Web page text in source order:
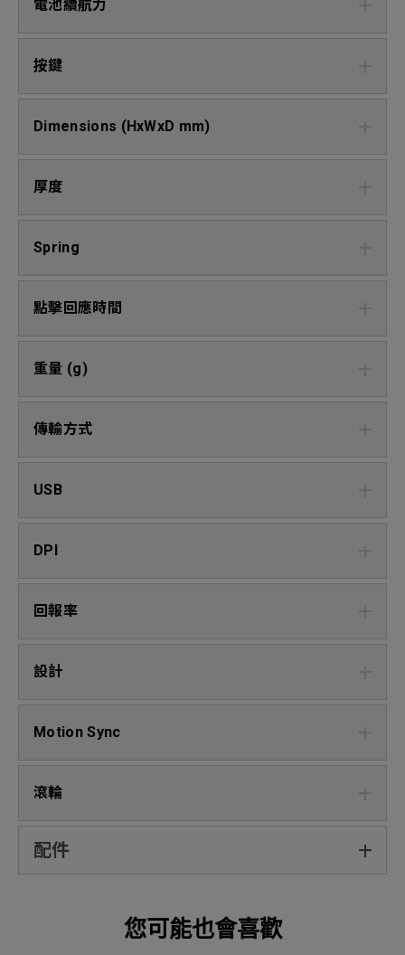
電池續航力
按鍵
Dimensions (HxWxD mm)
厚度
Spring
點擊回應時間
重量 (g)
傳輸方式
USB
DPI
回報率
設計
Motion Sync
滾輪
配件
您可能也會喜歡